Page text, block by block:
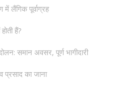
में लैंगिक पूर्वाग्रह
हैं?
समान अवसर, पूर्ण भागीदारी
प्रसाद का जाना